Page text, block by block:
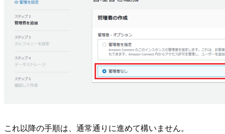
これ以降の手順は、通常通りに進めて構いません。